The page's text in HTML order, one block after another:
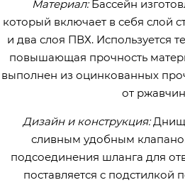
Материал:Бассейн
который включает в себя слой
и два слоя ПВХ. Используется
повышающая прочность
выполнен из оцинкованных
от
Дизайн и конструкция:
сливным удобным
подсоединения шланга для
поставляется с подстилкой